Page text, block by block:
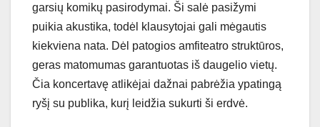
garsių komikų pasirodymai. Ši salė pasižymi
puikia akustika, todėl klausytojai gali mėgautis
kiekviena nata. Dėl patogios amfiteatro struktūros,
geras matomumas garantuotas iš daugelio vietų.
Čia koncertavę atlikėjai dažnai pabrėžia ypatingą
ryšį su publika, kurį leidžia sukurti ši erdvė.